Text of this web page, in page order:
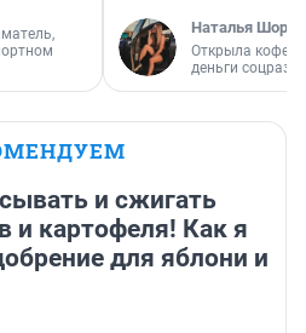
Наталья
Открыла
деньги
и сжигать
и картофеля! Как я
для яблони и